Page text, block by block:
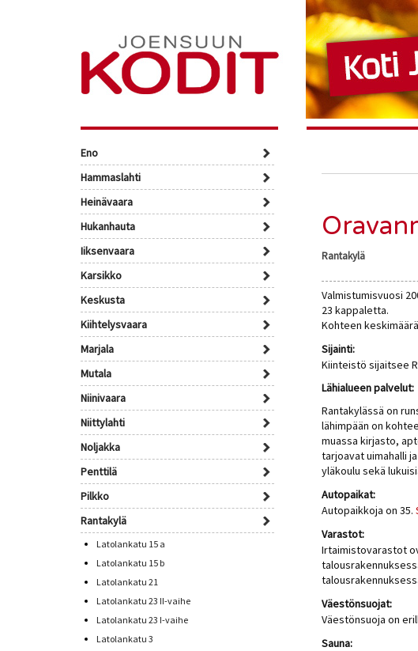
Eno
Hammaslahti
Heinävaara
Hukanhauta
Iiksenvaara
Karsikko
Keskusta
Kiihtelysvaara
Marjala
Mutala
Niinivaara
Niittylahti
Noljakka
Penttilä
Pilkko
Rantakylä
Latolankatu 15 a
Latolankatu 15 b
Latolankatu 21
Latolankatu 23 II-vaihe
Latolankatu 23 I-vaihe
Latolankatu 3
Rantakylä
Valmistumisvuosi
23 kappaletta.
Kohteen
Sijainti:
Kiinteistö sijaitsee
Lähialueen palvelut:
Rantakylässä on
lähimpään on
muassa kirjasto,
tarjoavat uimahalli
yläkoulu sekä
Autopaikat:
Autopaikkoja on 35.
Varastot:
Irtaimistovarastot
Väestönsuojat:
Väestönsuoja on
Sauna: